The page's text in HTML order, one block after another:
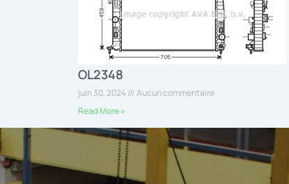
OL2348
juin 30, 2024
Aucun commentaire
Read More »